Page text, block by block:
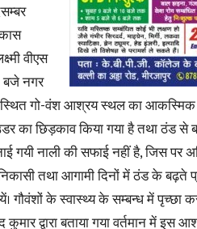
वीएस
बजे नगर
गो-वंश आश्रय स्थल का आकस्मिक
का छिड़काव किया गया है तथा ठंड
गयी नाली की सफाई नहीं है, जिस पर
तथा आगामी दिनों में ठंड के
गौवंशों के स्वास्थ्य के सम्बन्ध में
कुमार द्वारा बताया गया वर्तमान में